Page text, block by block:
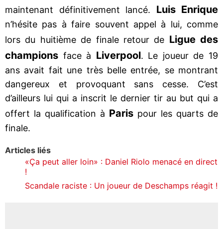
maintenant définitivement lancé. Luis Enrique
n’hésite pas à faire souvent appel à lui, comme
lors du huitième de finale retour de Ligue des
champions face à Liverpool. Le joueur de 19
ans avait fait une très belle entrée, se montrant
dangereux et provoquant sans cesse. C’est
d’ailleurs lui qui a inscrit le dernier tir au but qui a
offert la qualification à Paris pour les quarts de
finale.
Articles liés
«Ça peut aller loin» : Daniel Riolo menacé en direct
!
Scandale raciste : Un joueur de Deschamps réagit !